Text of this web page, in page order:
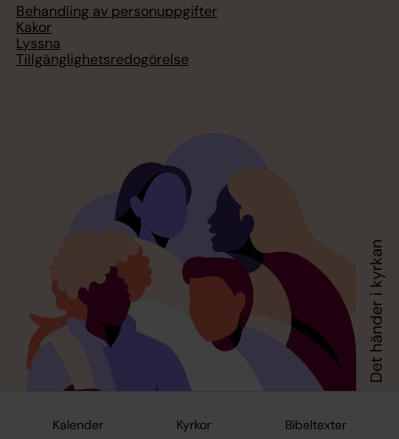
Kalender Kyrkor Bibeltexter
Behandling av personuppgifter
Kakor
Lyssna
Tillgänglighetsredogörelse